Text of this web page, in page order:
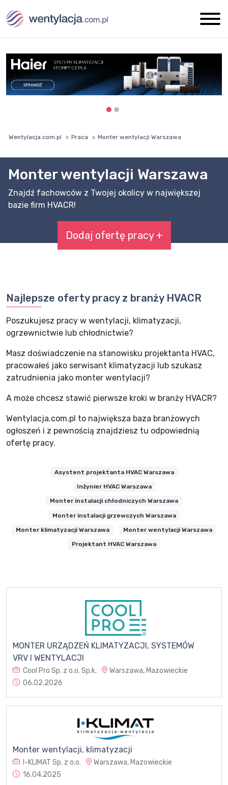
Wentylacja.com.pl Praca Monter wentylacji Warszawa
Monter wentylacji Warszawa
Znajdź fachowców z Twojej okolicy w największej
bazie firm HVACR!
Dodaj ofertę pracy +
Najlepsze oferty pracy z branży HVACR
Poszukujesz pracy w wentylacji, klimatyzacji,
ogrzewnictwie lub chłodnictwie?
Masz doświadczenie na stanowisku projektanta HVAC,
pracowałeś jako serwisant klimatyzacji lub szukasz
zatrudnienia jako monter wentylacji?
A może chcesz stawić pierwsze kroki w branży HVACR?
Wentylacja.com.pl to największa baza branżowych
ogłoszeń i z pewnością znajdziesz tu odpowiednią
ofertę pracy.
Asystent projektanta HVAC Warszawa
Inżynier HVAC Warszawa
Monter instalacji chłodniczych Warszawa
Monter instalacji grzewczych Warszawa
Monter klimatyzacji Warszawa Monter wentylacji Warszawa
Projektant HVAC Warszawa
MONTER URZĄDZEŃ KLIMATYZACJI, SYSTEMÓW
VRV I WENTYLACJI
Cool Pro Sp. z o.o. Sp.k.
Warszawa, Mazowieckie
06.02.2026
Monter wentylacji, klimatyzacji
I-KLIMAT Sp. z o.o.
Warszawa, Mazowieckie
16.04.2025